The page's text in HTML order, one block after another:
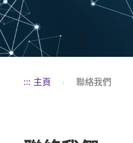
::: 主頁 聯絡我們